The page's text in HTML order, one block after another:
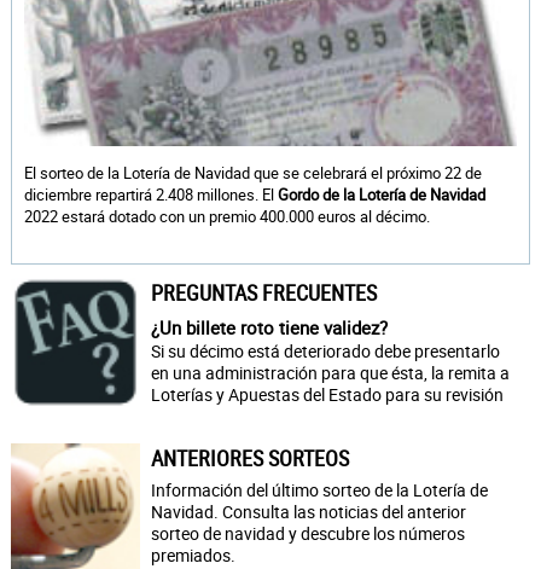
El sorteo de la Lotería de Navidad que se celebrará el próximo 22 de
diciembre repartirá 2.408 millones. ElGordo de la Lotería de Navidad
2022 estará dotado con un premio 400.000 euros al décimo.
PREGUNTAS FRECUENTES
¿Un billete roto tiene validez?
Si su décimo está deteriorado debe presentarlo
en una administración para que ésta, la remita a
Loterías y Apuestas del Estado para su revisión
ANTERIORES SORTEOS
Información del último sorteo de la Lotería de
Navidad. Consulta las noticias del anterior
sorteo de navidad y descubre los números
premiados.